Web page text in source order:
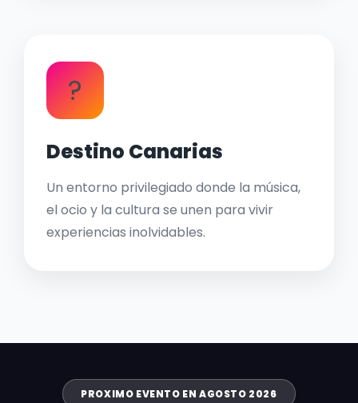
?
Destino Canarias
Un entorno privilegiado donde la música,
el ocio y la cultura se unen para vivir
experiencias inolvidables.
PROXIMO EVENTO EN AGOSTO 2026